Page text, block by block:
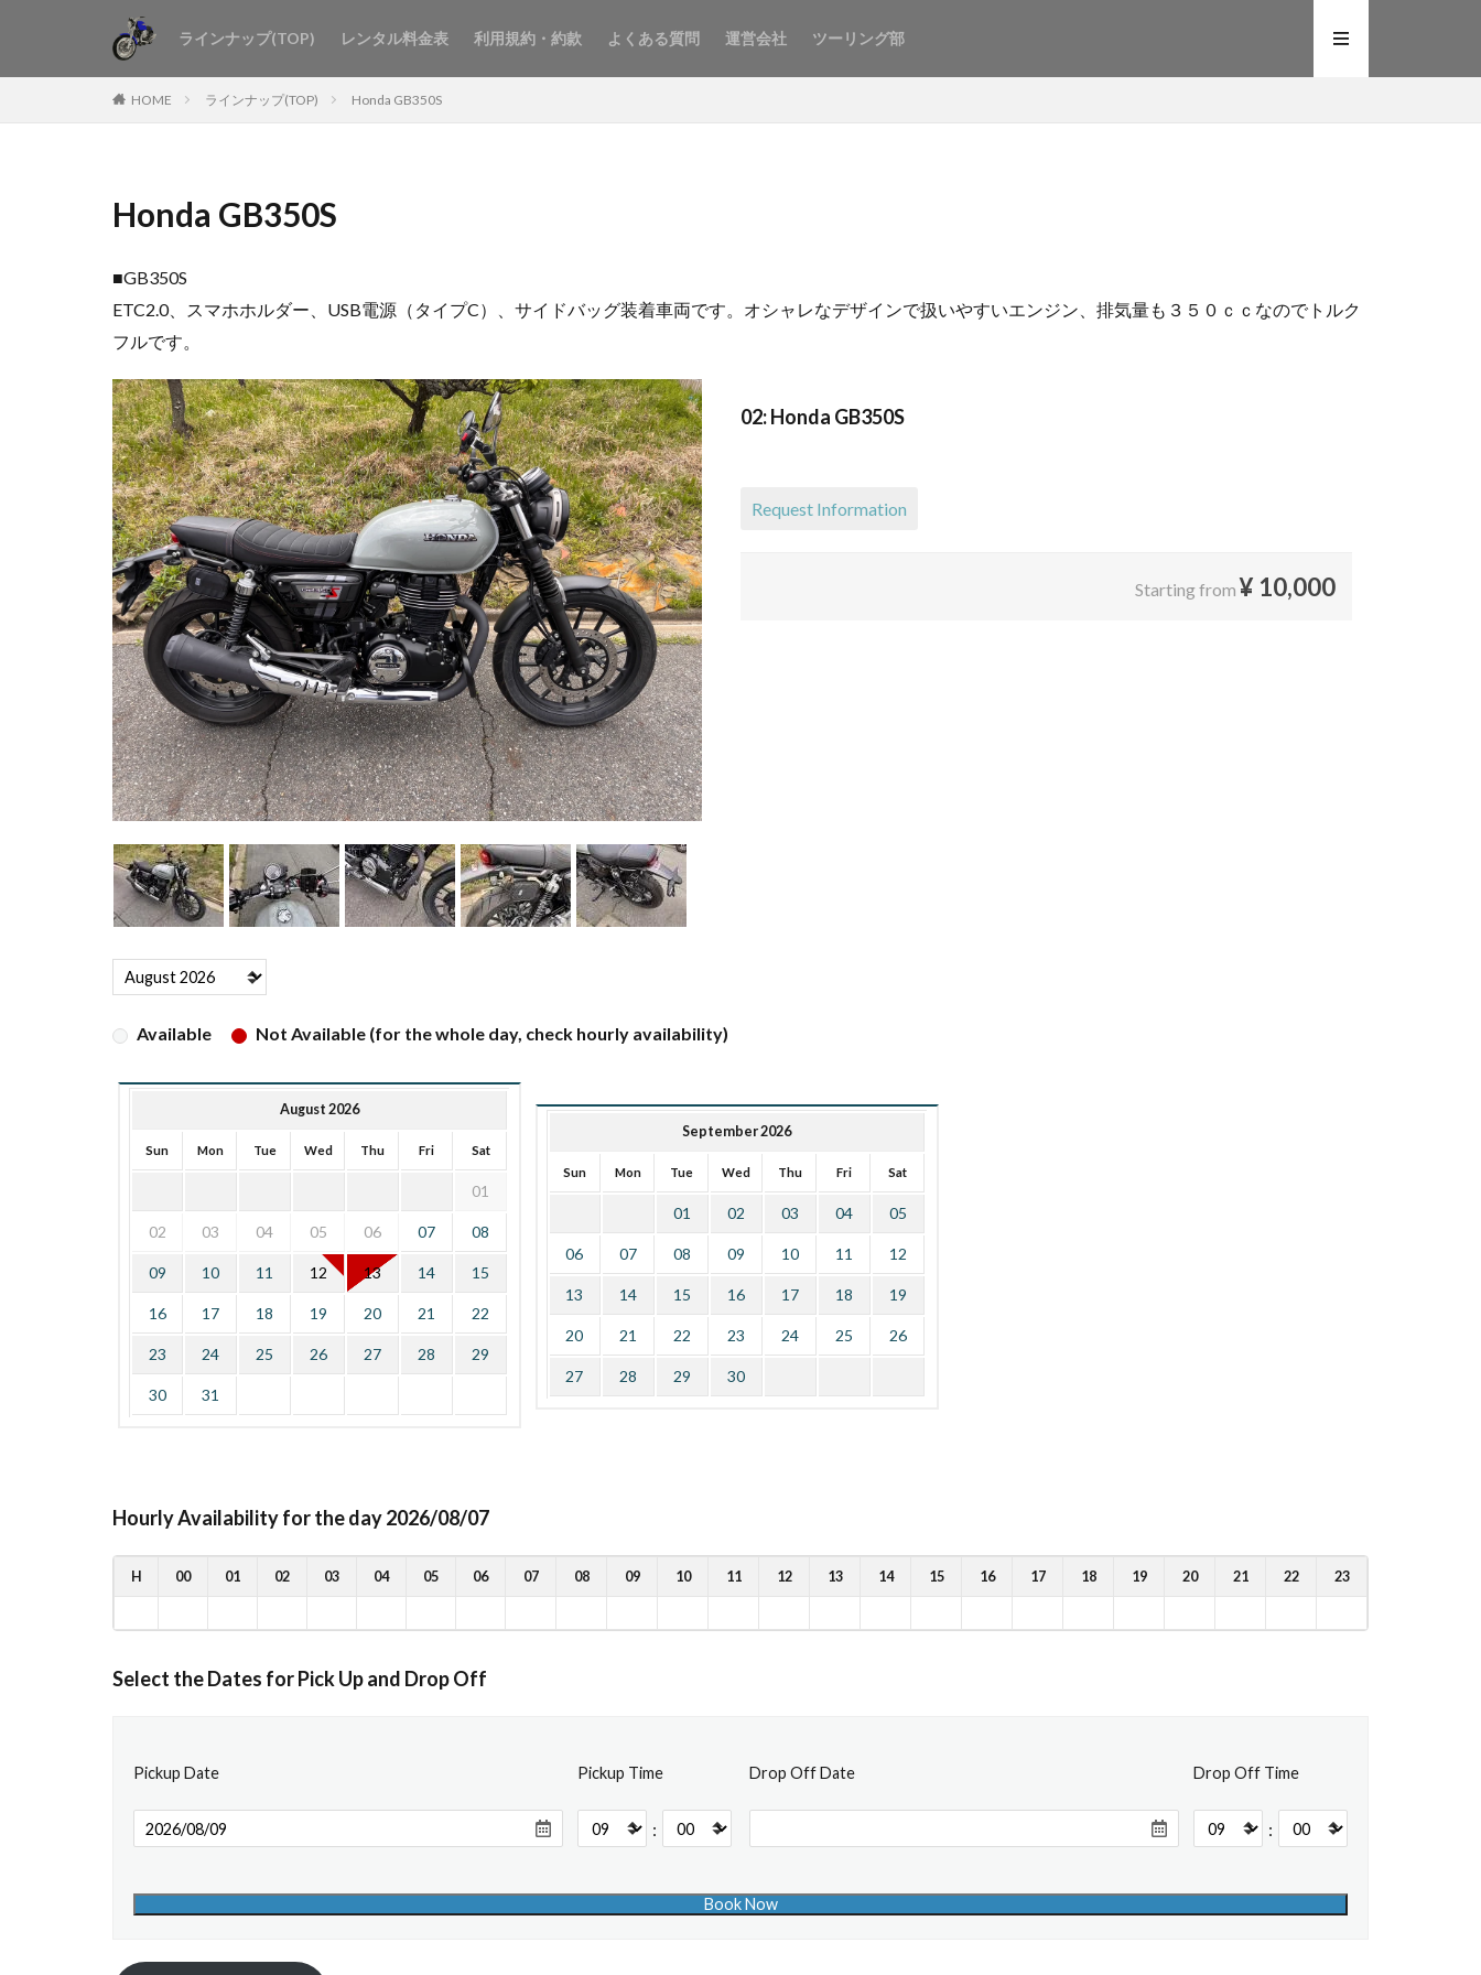
ラインナップ(TOP) レンタル料金表 利用規約・約款 よくある質問 運営会社 ツーリング部
HOME ラインナップ(TOP) Honda GB350S
Honda GB350S
■GB350S
ETC2.0、スマホホルダー、USB電源（タイプC）、サイドバッグ装着車両です。オシャレなデザインで扱いやすいエンジン、排気量も３５０ｃｃなのでトルク
フルです。
02: Honda GB350S
Request Information
Starting from ¥ 10,000
Available Not Available (for the whole day, check hourly availability)
August 2026
Sun Mon Tue Wed Thu Fri Sat
01
02 03 04 05 06 07 08
09 10 11 12 13 14 15
16 17 18 19 20 21 22
23 24 25 26 27 28 29
30 31
September 2026
Sun Mon Tue Wed Thu Fri Sat
01 02 03 04 05
06 07 08 09 10 11 12
13 14 15 16 17 18 19
20 21 22 23 24 25 26
27 28 29 30
Hourly Availability for the day 2026/08/07
H 00 01 02 03 04 05 06 07 08 09 10 11 12 13 14 15 16 17 18 19 20 21 22 23
Select the Dates for Pick Up and Drop Off
Pickup Date Pickup Time
:
Drop Off Date Drop Off Time
: